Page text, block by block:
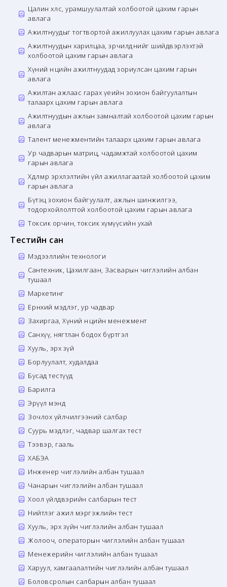
Цалин хөлс, урамшуулалтай холбоотой цахим гарын
авлага
Ажилтнуудыг тогтвортой ажиллуулах цахим гарын авлага
Ажилтнуудын харилцаа, зөрчилдөөнийг шийдвэрлэхтэй
холбоотой цахим гарын авлага
Хүний нөөцийн ажилтнуудад зориулсан цахим гарын
авлага
Ажилтан ажлаас гарах үеийн зохион байгуулалтын
талаарх цахим гарын авлага
Ажилтнуудын ажлын замналтай холбоотой цахим гарын
авлага
Талент менежментийн талаарх цахим гарын авлага
Ур чадварын матриц, чадамжтай холбоотой цахим
гарын авлага
Хөдөлмөр эрхлэлтийн үйл ажиллагаатай холбоотой цахим
гарын авлага
Бүтэц зохион байгуулалт, ажлын шинжилгээ,
тодорхойлолттой холбоотой цахим гарын авлага
Токсик орчин, токсик хүмүүсийн ухай
Тестийн сан
Мэдээллийн технологи
Сантехник, Цахилгаан, Засварын чиглэлийн албан
тушаал
Маркетинг
Ерөнхий мэдлэг, ур чадвар
Захиргаа, Хүний нөөцийн менежмент
Санхүү, нягтлан бодох бүртгэл
Хууль, эрх зүй
Борлуулалт, худалдаа
Бусад тестүүд
Барилга
Эрүүл мэнд
Зочлох үйлчилгээний салбар
Суурь мэдлэг, чадвар шалгах тест
Тээвэр, гааль
ХАБЭА
Инженер чиглэлийн албан тушаал
Чанарын чиглэлийн албан тушаал
Хоол үйлдвэрийн салбарын тест
Нийтлэг ажил мэргэжлийн тест
Хууль, эрх зүйн чиглэлийн албан тушаал
Жолооч, операторын чиглэлийн албан тушаал
Менежерийн чиглэлийн албан тушаал
Харуул, хамгаалалтийн чиглэлийн албан тушаал
Боловсролын салбарын албан тушаал